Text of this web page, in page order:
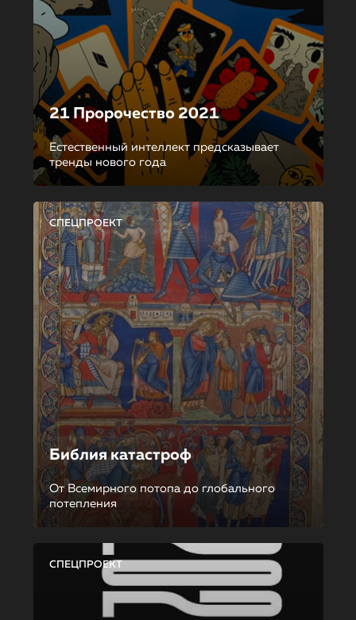
21 Пророчество 2021
Естественный интеллект предсказывает
тренды нового года
СПЕЦПРОЕКТ
Библия катастроф
От Всемирного потопа до глобального
потепления
СПЕЦПРОЕКТ